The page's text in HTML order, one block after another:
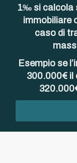
1‰ si calcola
immobiliare
caso di
Esempio se
300.000€ il